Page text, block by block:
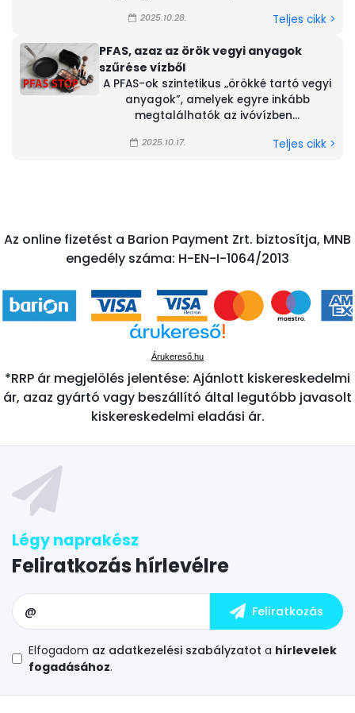
2025.10.28.
Teljes cikk >
PFAS, azaz az örök vegyi anyagok
szűrése vízből
2025.10.17.
A PFAS-ok szintetikus „örökké tartó vegyi
anyagok”, amelyek egyre inkább
megtalálhatók az ivóvízben...
Teljes cikk >
Az online fizetést a Barion Payment Zrt. biztosítja, MNB
engedély száma: H-EN-I-1064/2013
Árukereső.hu
*RRP ár megjelölés jelentése: Ajánlott kiskereskedelmi
ár, azaz gyártó vagy beszállító által legutóbb javasolt
kiskereskedelmi eladási ár.
Feliratkozás hírlevélre
Elfogadom az adatkezelési szabályzatot a hírlevelek
fogadásához.